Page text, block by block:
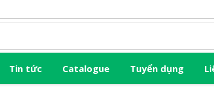
Tin tức Catalogue Tuyển dụng